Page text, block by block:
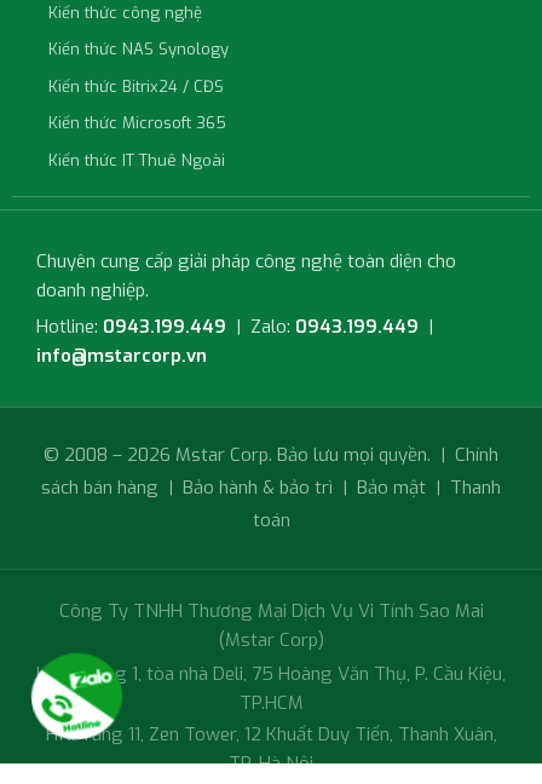
Kiến thức công nghệ
Kiến thức NAS Synology
Kiến thức Bitrix24 / CĐS
Kiến thức Microsoft 365
Kiến thức IT Thuê Ngoài
Chuyên cung cấp giải pháp công nghệ toàn diện cho
doanh nghiệp.
Hotline: 0943.199.449 | Zalo: 0943.199.449 |
info@mstarcorp.vn
© 2008 – 2026 Mstar Corp. Bảo lưu mọi quyền. | Chính
sách bán hàng | Bảo hành & bảo trì | Bảo mật | Thanh
toán
Công Ty TNHH Thương Mại Dịch Vụ Vi Tính Sao Mai
(Mstar Corp)
HCM: Tầng 1, tòa nhà Deli, 75 Hoàng Văn Thụ, P. Cầu Kiệu,
TP.HCM
HN: Tầng 11, Zen Tower, 12 Khuất Duy Tiến, Thanh Xuân,
TP. Hà Nội